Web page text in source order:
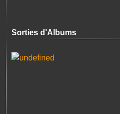
Sorties d'Albums